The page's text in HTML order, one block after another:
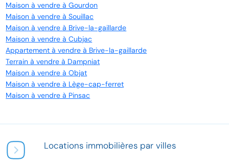
Maison à vendre à Gourdon
Maison à vendre à Souillac
Maison à vendre à Brive-la-gaillarde
Maison à vendre à Cubjac
Appartement à vendre à Brive-la-gaillarde
Terrain à vendre à Dampniat
Maison à vendre à Objat
Maison à vendre à Lège-cap-ferret
Maison à vendre à Pinsac
Locations immobilières par villes